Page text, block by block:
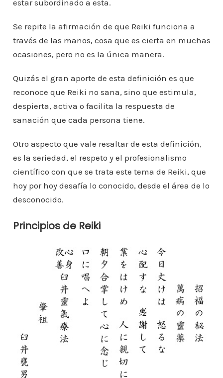
estar subordinado a esta.
Se repite la afirmación de que Reiki funciona a
través de las manos, cosa que es cierta en muchas
ocasiones, pero no es la única manera.
Quizás el gran aporte de esta definición es que
reconoce que Reiki no sana, sino que estimula,
despierta, activa o facilita la respuesta de
sanación que cada persona tiene.
Otro aspecto que vale resaltar de esta definición,
es la seriedad, el respeto y el profesionalismo
científico con que se trata este tema de Reiki, que
hoy por hoy desafía lo conocido, desde el área de lo
desconocido.
Principios de Reiki